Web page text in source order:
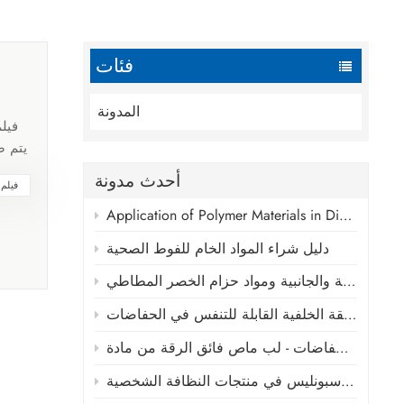
فئات
المدونة
أحدث مدونة
Application of Polymer Materials in Disposable Absorbent Hygiene Products
دليل شراء المواد الخام للفوط الصحية
التطور التكنولوجي والوضع الحالي لأشرطة الحفاضات الأمامية والجانبية ومواد حزام الخصر المطاطي
تحليل المؤشرات الرئيسية لأغشية الطبقة الخلفية القابلة للتنفس في الحفاضات
تطبيقات ومزايا الأقمشة غير المنسوجة بتقنية سبونليس في منتجات النظافة الشخصية